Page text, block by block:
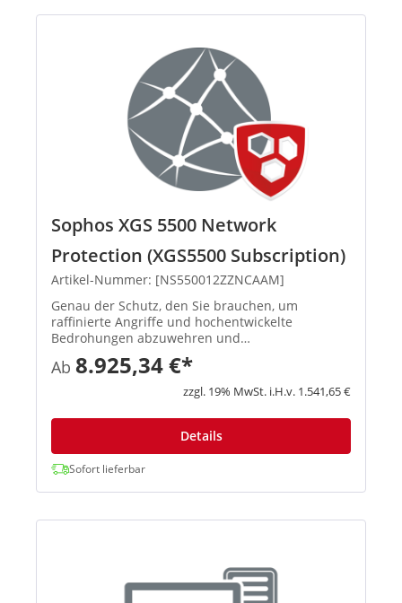
Sophos XGS 5500 Network
Protection (XGS5500 Subscription)
Artikel-Nummer: [NS550012ZZNCAAM]
Genau der Schutz, den Sie brauchen, um
raffinierte Angriffe und hochentwickelte
Bedrohungen abzuwehren und
vertrauenswürdigen Benutzern einen sicheren
Zugriff auf Ihr Netzwerk zu ermöglichen. Next-
Gen Intrusion Prevention System Bietet
Ab 8.925,34 €*
zzgl. 19% MwSt. i.H.v. 1.541,65 €
Details
Sofort lieferbar